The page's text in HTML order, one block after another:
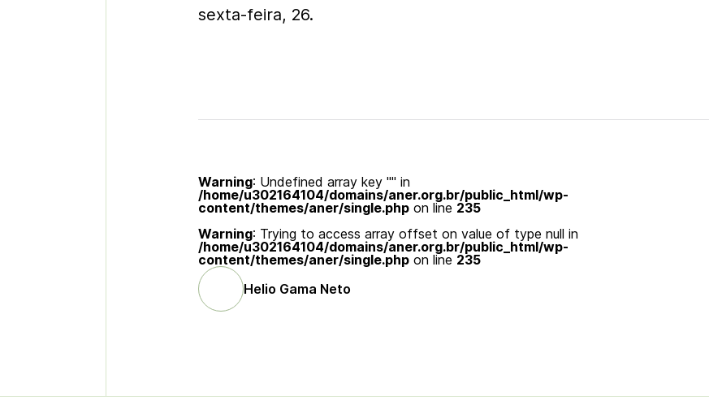
sexta-feira, 26.
Warning: Undefined array key "" in
/home/u302164104/domains/aner.org.br/public_html/wp-
content/themes/aner/single.php on line 235
Warning: Trying to access array offset on value of type null in
/home/u302164104/domains/aner.org.br/public_html/wp-
content/themes/aner/single.php on line 235
Helio Gama Neto